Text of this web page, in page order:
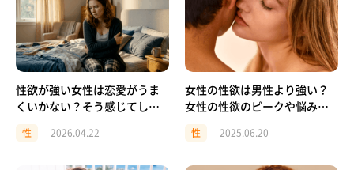
性欲が強い女性は恋愛がうま
くいかない？そう感じてしま
性 2026.04.22
女性の性欲は男性より強い？
女性の性欲のピークや悩みを
性 2025.06.20